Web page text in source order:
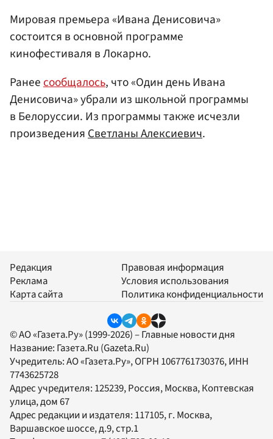
Мировая премьера «Ивана Денисовича»
состоится в основной программе
кинофестиваля в Локарно.
Ранеесообщалось, что «Один день Ивана
Денисовича» убрали из школьной программы
в Белоруссии. Из программы также исчезли
произведенияСветланы Алексиевич.
Редакция
Реклама
Карта сайта
Правовая информация
Условия использования
Политика конфиденциальности
© АО «Газета.Ру» (1999-2026) – Главные новости дня
Название: Газета.Ru (Gazeta.Ru)
Учредитель:АО «Газета.Ру», ОГРН 1067761730376, ИНН
7743625728
Адрес учредителя: 125239, Россия, Москва, Коптевская
улица, дом 67
Адрес редакции и издателя: 117105, г. Москва,
Варшавское шоссе, д.9, стр.1